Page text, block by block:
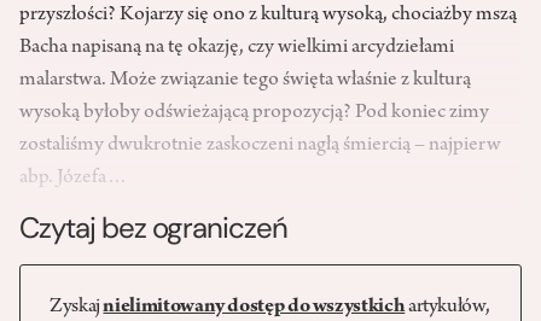
przyszłości? Kojarzy się ono z kulturą wysoką, chociażby mszą
Bacha napisaną na tę okazję, czy wielkimi arcydziełami
malarstwa. Może związanie tego święta właśnie z kulturą
wysoką byłoby odświeżającą propozycją? Pod koniec zimy
zostaliśmy dwukrotnie zaskoczeni nagłą śmiercią – najpierw
abp. Józefa…
Czytaj bez ograniczeń
Zyskajnielimitowany dostęp do wszystkichartykułów,